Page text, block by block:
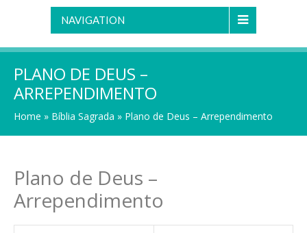
NAVIGATION
PLANO DE DEUS –
ARREPENDIMENTO
Home » Bíblia Sagrada » Plano de Deus – Arrependimento
Plano de Deus –
Arrependimento